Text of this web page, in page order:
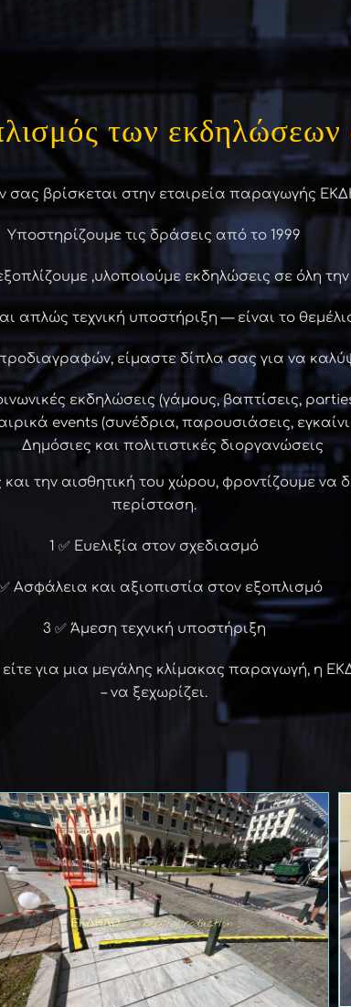
των εκδηλώσεων
σας βρίσκεται στην εταιρεία παραγωγής
Υποστηρίζουμε τις δράσεις από το 1999
,υλοποιούμε εκδηλώσεις σε όλη
απλώς τεχνική υποστήριξη — είναι το
είμαστε δίπλα σας για να
εκδηλώσεις (γάμους, βαπτίσεις,
events (συνέδρια, παρουσιάσεις,
Δημόσιες και πολιτιστικές διοργανώσεις
την αισθητική του χώρου, φροντίζουμε να
περίσταση.
1 ✅ Ευελιξία στον σχεδιασμό
Ασφάλεια και αξιοπιστία στον εξοπλισμό
3 ✅ Άμεση τεχνική υποστήριξη
είτε για μια μεγάλης κλίμακας παραγωγή, η
– να ξεχωρίζει.